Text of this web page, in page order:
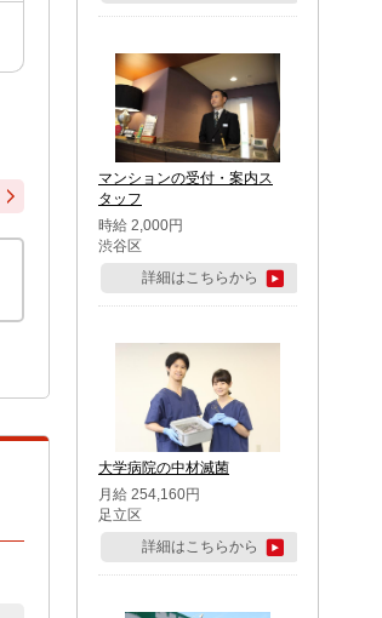
マンションの受付・案内ス
タッフ
時給 2,000円
渋谷区
詳細はこちらから
大学病院の中材滅菌
月給 254,160円
足立区
詳細はこちらから